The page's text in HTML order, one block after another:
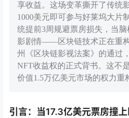
享收益。这场变革撕开了传统
1000美元即可参与好莱坞大片
统提前3周规避票房损失，当
影剧情——区块链技术正在重
州《区块链影视法案》的通过
NFT收益权的正式背书。这不
价值1.5万亿美元市场的权力重
引言：当17.3亿美元票房撞